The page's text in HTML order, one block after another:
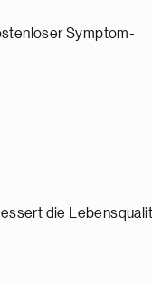
Symptom-
die